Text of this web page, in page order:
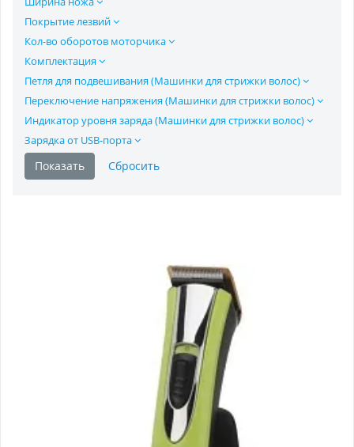
Покрытие лезвий
Кол-во оборотов моторчика
Комплектация
Петля для подвешивания (Машинки для стрижки волос)
Переключение напряжения (Машинки для стрижки волос)
Индикатор уровня заряда (Машинки для стрижки волос)
Зарядка от USB-порта